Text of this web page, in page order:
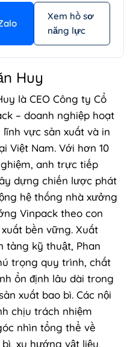
Xem hồ sơ
năng lực
Huy
là CEO Công ty Cổ
– doanh nghiệp hoạt
vực sản xuất và in
Việt Nam. Với hơn 10
anh trực tiếp
dựng chiến lược phát
hệ thống nhà xưởng
Vinpack theo con
bền vững. Xuất
tảng kỹ thuật, Phan
trọng quy trình, chất
ổn định lâu dài trong
xuất bao bì. Các nội
chịu trách nhiệm
nhìn tổng thể về
xu hướng vật liệu,